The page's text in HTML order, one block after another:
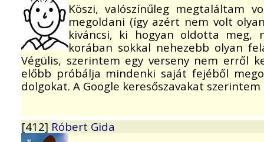
Köszi, valószínűleg megtaláltam
megoldani (így azért nem volt
kiváncsi, ki hogyan oldotta meg,
korában sokkal nehezebb olyan
Végülis, szerintem egy verseny nem erről
előbb próbálja mindenki saját fejéből
dolgokat. A Google keresőszavakat
[412] Róbert Gida